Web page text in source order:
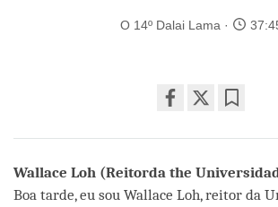
O 14º Dalai Lama
on
Wallace Loh (Reitorda the
Boa tarde, eu sou Wallace Loh, reitor da